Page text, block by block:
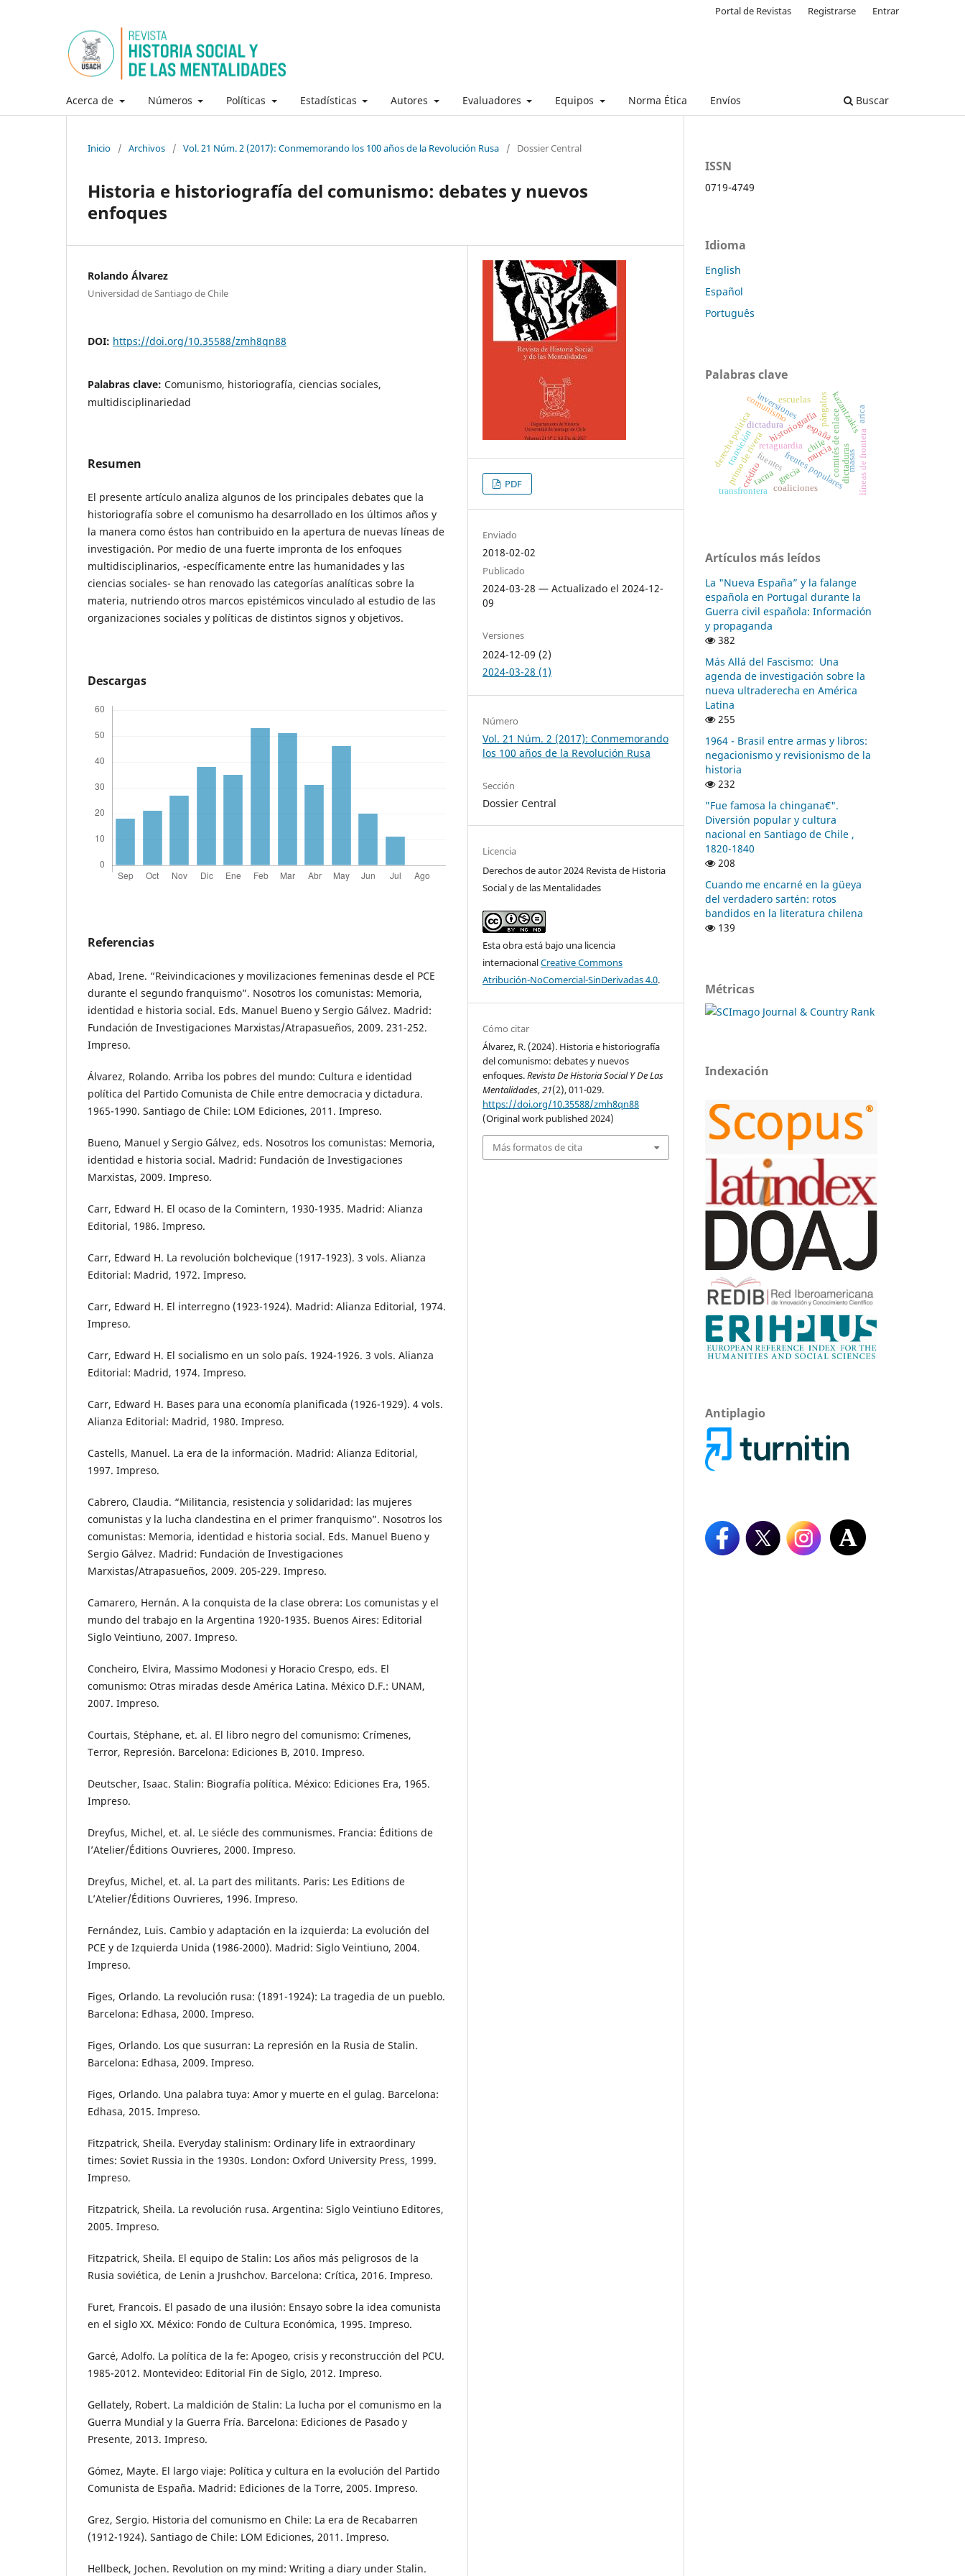
Acerca de Números Políticas Estadísticas Autores Evaluadores Equipos Norma Ética Envíos Buscar
Portal de Revistas Registrarse Entrar
Inicio / Archivos / Vol. 21 Núm. 2 (2017): Conmemorando los 100 años de la Revolución Rusa / Dossier Central
Historia e historiografía del comunismo: debates y nuevos
enfoques
Rolando Álvarez
Universidad de Santiago de Chile
DOI: https://doi.org/10.35588/zmh8qn88
Palabras clave: Comunismo, historiografía, ciencias sociales,
multidisciplinariedad
Resumen
El presente artículo analiza algunos de los principales debates que la
historiografía sobre el comunismo ha desarrollado en los últimos años y
la manera como éstos han contribuido en la apertura de nuevas líneas de
investigación. Por medio de una fuerte impronta de los enfoques
multidisciplinarios, -específicamente entre las humanidades y las
ciencias sociales- se han renovado las categorías analíticas sobre la
materia, nutriendo otros marcos epistémicos vinculado al estudio de las
organizaciones sociales y políticas de distintos signos y objetivos.
Descargas
Referencias
Abad, Irene. “Reivindicaciones y movilizaciones femeninas desde el PCE
durante el segundo franquismo”. Nosotros los comunistas: Memoria,
identidad e historia social. Eds. Manuel Bueno y Sergio Gálvez. Madrid:
Fundación de Investigaciones Marxistas/Atrapasueños, 2009. 231-252.
Impreso.
Álvarez, Rolando. Arriba los pobres del mundo: Cultura e identidad
política del Partido Comunista de Chile entre democracia y dictadura.
1965-1990. Santiago de Chile: LOM Ediciones, 2011. Impreso.
Bueno, Manuel y Sergio Gálvez, eds. Nosotros los comunistas: Memoria,
identidad e historia social. Madrid: Fundación de Investigaciones
Marxistas, 2009. Impreso.
Carr, Edward H. El ocaso de la Comintern, 1930-1935. Madrid: Alianza
Editorial, 1986. Impreso.
Carr, Edward H. La revolución bolchevique (1917-1923). 3 vols. Alianza
Editorial: Madrid, 1972. Impreso.
Carr, Edward H. El interregno (1923-1924). Madrid: Alianza Editorial, 1974.
Impreso.
Carr, Edward H. El socialismo en un solo país. 1924-1926. 3 vols. Alianza
Editorial: Madrid, 1974. Impreso.
Carr, Edward H. Bases para una economía planificada (1926-1929). 4 vols.
Alianza Editorial: Madrid, 1980. Impreso.
Castells, Manuel. La era de la información. Madrid: Alianza Editorial,
1997. Impreso.
Cabrero, Claudia. “Militancia, resistencia y solidaridad: las mujeres
comunistas y la lucha clandestina en el primer franquismo”. Nosotros los
comunistas: Memoria, identidad e historia social. Eds. Manuel Bueno y
Sergio Gálvez. Madrid: Fundación de Investigaciones
Marxistas/Atrapasueños, 2009. 205-229. Impreso.
Camarero, Hernán. A la conquista de la clase obrera: Los comunistas y el
mundo del trabajo en la Argentina 1920-1935. Buenos Aires: Editorial
Siglo Veintiuno, 2007. Impreso.
Concheiro, Elvira, Massimo Modonesi y Horacio Crespo, eds. El
comunismo: Otras miradas desde América Latina. México D.F.: UNAM,
2007. Impreso.
Courtais, Stéphane, et. al. El libro negro del comunismo: Crímenes,
Terror, Represión. Barcelona: Ediciones B, 2010. Impreso.
Deutscher, Isaac. Stalin: Biografía política. México: Ediciones Era, 1965.
Impreso.
Dreyfus, Michel, et. al. Le siécle des communismes. Francia: Éditions de
l’Atelier/Éditions Ouvrieres, 2000. Impreso.
Dreyfus, Michel, et. al. La part des militants. Paris: Les Editions de
L’Atelier/Éditions Ouvrieres, 1996. Impreso.
Fernández, Luis. Cambio y adaptación en la izquierda: La evolución del
PCE y de Izquierda Unida (1986-2000). Madrid: Siglo Veintiuno, 2004.
Impreso.
Figes, Orlando. La revolución rusa: (1891-1924): La tragedia de un pueblo.
Barcelona: Edhasa, 2000. Impreso.
Figes, Orlando. Los que susurran: La represión en la Rusia de Stalin.
Barcelona: Edhasa, 2009. Impreso.
Figes, Orlando. Una palabra tuya: Amor y muerte en el gulag. Barcelona:
Edhasa, 2015. Impreso.
Fitzpatrick, Sheila. Everyday stalinism: Ordinary life in extraordinary
times: Soviet Russia in the 1930s. London: Oxford University Press, 1999.
Impreso.
Fitzpatrick, Sheila. La revolución rusa. Argentina: Siglo Veintiuno Editores,
2005. Impreso.
Fitzpatrick, Sheila. El equipo de Stalin: Los años más peligrosos de la
Rusia soviética, de Lenin a Jrushchov. Barcelona: Crítica, 2016. Impreso.
Furet, Francois. El pasado de una ilusión: Ensayo sobre la idea comunista
en el siglo XX. México: Fondo de Cultura Económica, 1995. Impreso.
Garcé, Adolfo. La política de la fe: Apogeo, crisis y reconstrucción del PCU.
1985-2012. Montevideo: Editorial Fin de Siglo, 2012. Impreso.
Gellately, Robert. La maldición de Stalin: La lucha por el comunismo en la
Guerra Mundial y la Guerra Fría. Barcelona: Ediciones de Pasado y
Presente, 2013. Impreso.
Gómez, Mayte. El largo viaje: Política y cultura en la evolución del Partido
Comunista de España. Madrid: Ediciones de la Torre, 2005. Impreso.
Grez, Sergio. Historia del comunismo en Chile: La era de Recabarren
(1912-1924). Santiago de Chile: LOM Ediciones, 2011. Impreso.
Hellbeck, Jochen. Revolution on my mind: Writing a diary under Stalin.
PDF
Enviado
2018-02-02
Publicado
2024-03-28 — Actualizado el 2024-12-
09
Versiones
2024-12-09 (2)
2024-03-28 (1)
Número
Vol. 21 Núm. 2 (2017): Conmemorando
los 100 años de la Revolución Rusa
Sección
Dossier Central
Licencia
Derechos de autor 2024 Revista de Historia
Social y de las Mentalidades
Esta obra está bajo una licencia
internacionalCreative Commons
Atribución-NoComercial-SinDerivadas 4.0.
Cómo citar
Álvarez, R. (2024). Historia e historiografía
del comunismo: debates y nuevos
enfoques.Revista De Historia Social Y De Las
Mentalidades,21(2), 011-029.
https://doi.org/10.35588/zmh8qn88
(Original work published 2024)
Más formatos de cita
ISSN
0719-4749
Idioma
English
Español
Português
Palabras clave
frentes populares
comités de enlace
murcia
retaguardia
historiografía
fuentes
dictadura españa
primo de rivera chile dictaduras
pángalos
grecia
kazantzakis
comunismo
coaliciones
masas
derecha política
transición líneas de frontera
transfrontera
crédito
inversiones
escuelas
arica
tacna
Artículos más leídos
La "Nueva España” y la falange
española en Portugal durante la
Guerra civil española: Información
y propaganda
382
Más Allá del Fascismo: Una
agenda de investigación sobre la
nueva ultraderecha en América
Latina
255
1964 - Brasil entre armas y libros:
negacionismo y revisionismo de la
historia
232
"Fue famosa la chingana€".
Diversión popular y cultura
nacional en Santiago de Chile ,
1820-1840
208
Cuando me encarné en la güeya
del verdadero sartén: rotos
bandidos en la literatura chilena
139
Métricas
Indexación
Antiplagio